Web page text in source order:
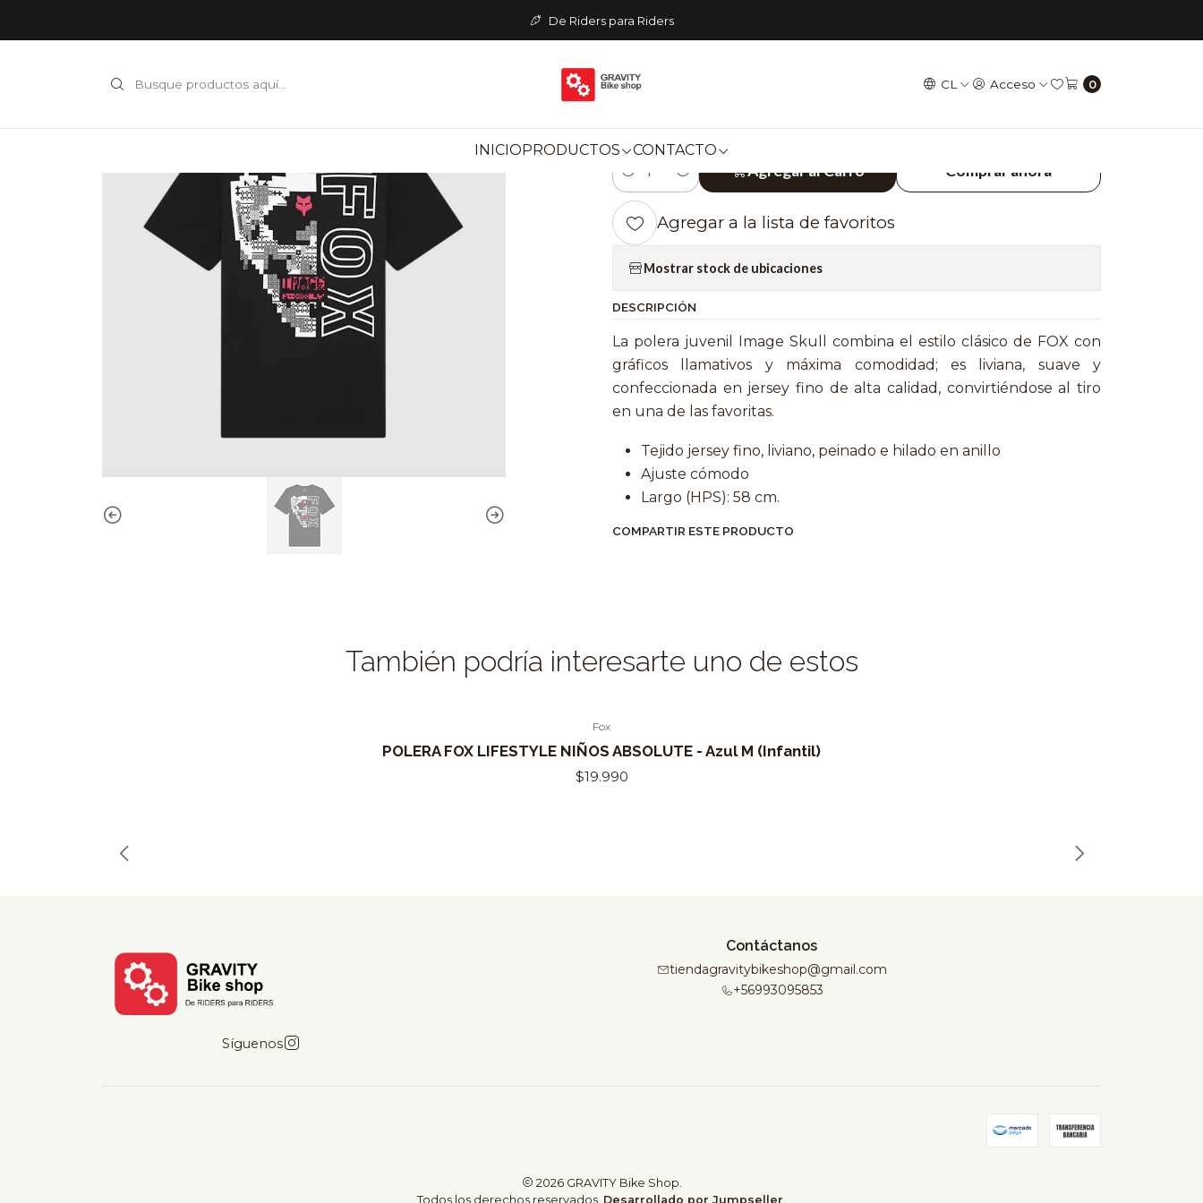
CL Acceso 0
INICIOPRODUCTOS CONTACTO
De Riders para Riders
POLERA FOX LIFESTYLE NIÑOS IMAGES SKULL - Negro S (Infantil)
|
POLERA FOX LIFESTYLE NIÑOS
IMAGES SKULL - Negro S (Infantil)
Cantidad
Agregar al Carro Comprar ahora
Agregar a la lista de favoritos
Mostrar stock de ubicaciones
DESCRIPCIÓN
La polera juvenil Image Skull combina el estilo clásico de FOX con
gráficos llamativos y máxima comodidad; es liviana, suave y
confeccionada en jersey fino de alta calidad, convirtiéndose al tiro
en una de las favoritas.
Tejido jersey fino, liviano, peinado e hilado en anillo
Ajuste cómodo
Largo (HPS): 58 cm.
COMPARTIR ESTE PRODUCTO
También podría interesarte uno de estos
Fox
POLERA FOX LIFESTYLE NIÑOS ABSOLUTE - Azul M (Infantil)
$19.990
Síguenos
Contáctanos
tiendagravitybikeshop@gmail.com
+56993095853
2026 GRAVITY Bike Shop.
Todos los derechos reservados. Desarrollado por Jumpseller